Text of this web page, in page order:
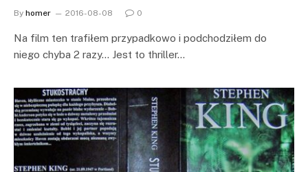
By homer 2016-08-08 0
Na film ten trafiłem przypadkowo i podchodziłem do
niego chyba 2 razy… Jest to thriller…